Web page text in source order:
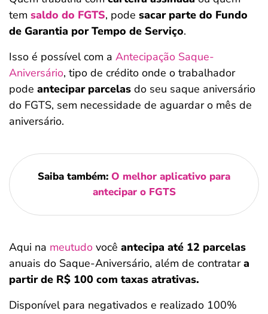
tem saldo do FGTS, pode sacar parte do Fundo
de Garantia por Tempo de Serviço.
Isso é possível com a Antecipação Saque-
Aniversário, tipo de crédito onde o trabalhador
pode antecipar parcelas do seu saque aniversário
do FGTS, sem necessidade de aguardar o mês de
aniversário.
Saiba também: O melhor aplicativo para
antecipar o FGTS
Aqui na meutudo você antecipa até 12 parcelas
anuais do Saque-Aniversário, além de contratara
partir de R$ 100 com taxas atrativas.
Disponível para negativados e realizado 100%